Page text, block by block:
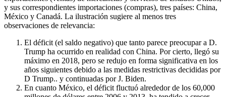
y sus correspondientes importaciones (compras), tres países: China,
México y Canadá. La ilustración sugiere al menos tres
observaciones de relevancia:
El déficit (el saldo negativo) que tanto parece preocupar a D.
Trump ha ocurrido en realidad con China. Por cierto, llegó su
máximo en 2018, pero se redujo en forma significativa en los
años siguientes debido a las medidas restrictivas decididas por
D Trump.. y continuadas por J. Biden.
En cuanto México, el déficit fluctuó alrededor de los 60,000